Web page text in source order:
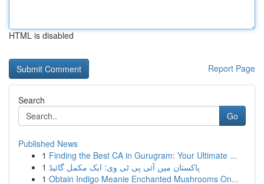
HTML is disabled
Report Page
Search
Go
Published News
1 Finding the Best CA in Gurugram: Your Ultimate ...
1 پاکستان میں آئی پی ٹی وی: ایک مکمل گائیڈ
1 Obtain Indigo Meanie Enchanted Mushrooms On...